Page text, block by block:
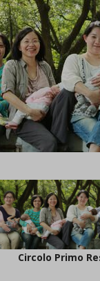
Circolo Primo